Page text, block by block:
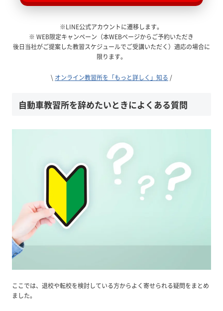
※LINE公式アカウントに遷移します。
※ WEB限定キャンペーン（本WEBページからご予約いただき
後日当社がご提案した教習スケジュールでご受講いただく）適応の場合に
限ります。
\ オンライン教習所を「もっと詳しく」知る /
自動車教習所を辞めたいときによくある質問
ここでは、退校や転校を検討している方からよく寄せられる疑問をまとめ
ました。